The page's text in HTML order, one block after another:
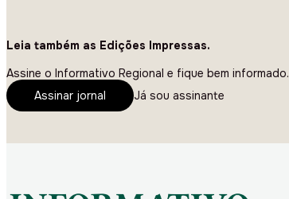
Leia também as Edições Impressas.
Assine o Informativo Regional e fique bem informado.
Assinar jornal
Já sou assinante